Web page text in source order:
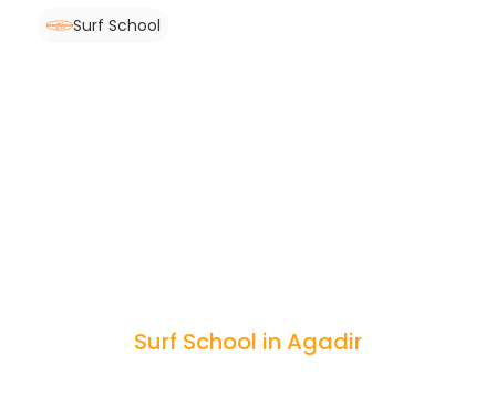
Surf School
Surf School in Agadir